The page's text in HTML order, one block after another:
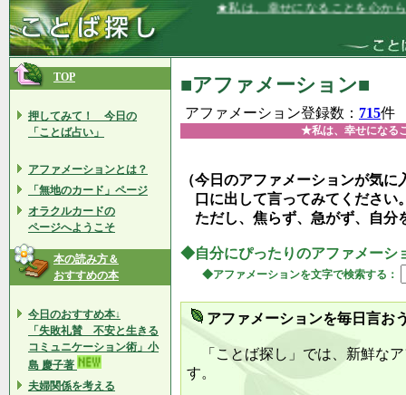
★私は、幸せになることを心から喜んで
TOP
押してみて！ 今日の
「ことば占い」
アファメーションとは？
「無地のカード」ページ
オラクルカードの
ページへようこそ
本の読み方＆
おすすめの本
今日のおすすめ本↓
「失敗礼賛 不安と生きる
コミュニケーション術」小
島 慶子著
夫婦関係を考える
■アファメーション■
アファメーション登録数： 715件
★私は、幸せになる
（今日のアファメーションが気
口に出して言ってみてください
ただし、焦らず、急がず、自分
◆自分にぴったりのアファメーシ
◆アファメーションを文字で検索する：
アファメーションを毎日言お
「ことば探し」では、新鮮な
す。